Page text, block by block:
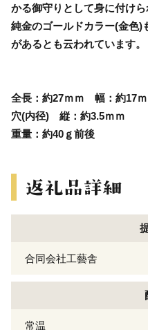
かる御守りとして身に付けら
純金のゴールドカラー(金色)
があるとも云われています。
全長：約27ｍｍ 幅：約17
穴(内径) 縦：約3.5ｍｍ
重量：約40ｇ前後
合同会社工藝舎
常温